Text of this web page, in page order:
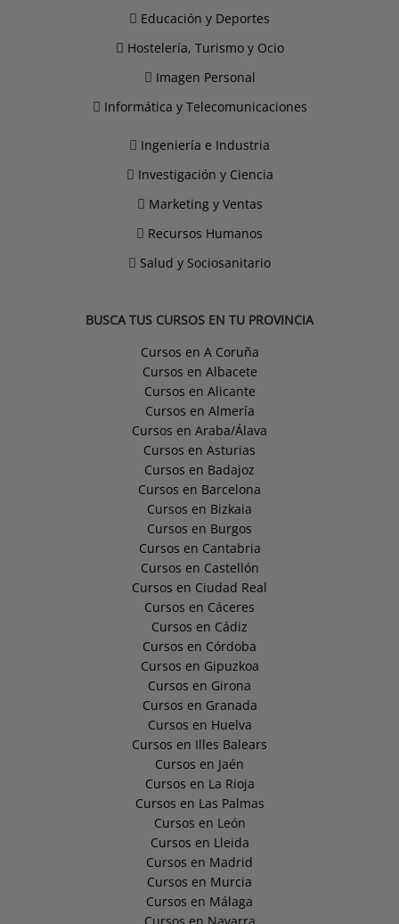
Educación y Deportes
Hostelería, Turismo y Ocio
Imagen Personal
Informática y Telecomunicaciones
Ingeniería e Industria
Investigación y Ciencia
Marketing y Ventas
Recursos Humanos
Salud y Sociosanitario
BUSCA TUS CURSOS EN TU PROVINCIA
Cursos en A Coruña
Cursos en Albacete
Cursos en Alicante
Cursos en Almería
Cursos en Araba/Álava
Cursos en Asturias
Cursos en Badajoz
Cursos en Barcelona
Cursos en Bizkaia
Cursos en Burgos
Cursos en Cantabria
Cursos en Castellón
Cursos en Ciudad Real
Cursos en Cáceres
Cursos en Cádiz
Cursos en Córdoba
Cursos en Gipuzkoa
Cursos en Girona
Cursos en Granada
Cursos en Huelva
Cursos en Illes Balears
Cursos en Jaén
Cursos en La Rioja
Cursos en Las Palmas
Cursos en León
Cursos en Lleida
Cursos en Madrid
Cursos en Murcia
Cursos en Málaga
Cursos en Navarra